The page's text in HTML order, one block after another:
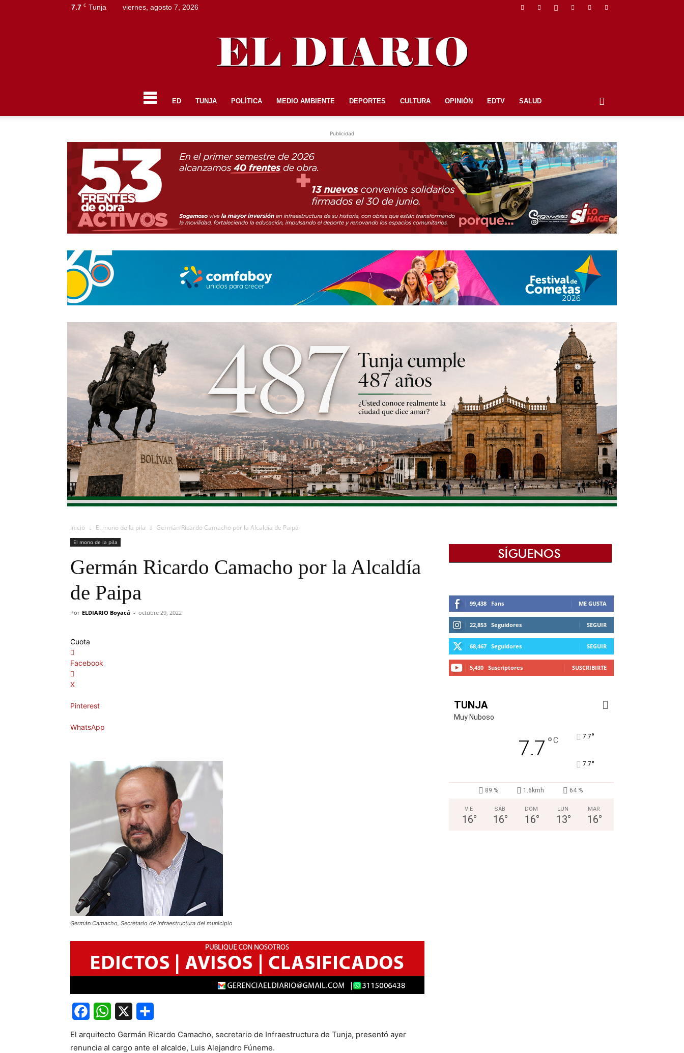
7.7 C Tunja viernes, agosto 7, 2026
DIARIO
ED TUNJA POLÍTICA MEDIO AMBIENTE DEPORTES CULTURA OPINIÓN EDTV SALUD
Publicidad
Inicio El mono de la pila Germán Ricardo Camacho por la Alcaldía de Paipa
El mono de la pila
Germán Ricardo Camacho por la Alcaldía
de Paipa
Por ELDIARIO Boyacá - octubre 29, 2022
Cuota
Facebook
X
Pinterest
WhatsApp
Germán Camacho, Secretario de Infraestructura del municipio
FacebookWhatsApp Share
El arquitecto Germán Ricardo Camacho, secretario de Infraestructura de Tunja, presentó ayer
renuncia al cargo ante el alcalde, Luis Alejandro Fúneme.
99,438 Fans ME GUSTA
22,853 Seguidores SEGUIR
68,467 Seguidores SEGUIR
5,430 Suscriptores SUSCRIBIRTE
TUNJA
Muy Nuboso
7.7 °C 7.7°
7.7°
89 % 1.6kmh 64 %
VIE
16°
SÁB
16°
DOM
16°
LUN
13°
MAR
16°